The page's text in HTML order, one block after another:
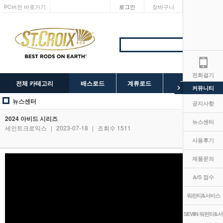
PC버전 바로가기 장바구니
로그인
전체 카테고리 배스로드 계류로드
SEVIIN 릴
뉴스센터
2024 아비드 시리즈
세인트크로익스 | 2023-07-18 | 조회수 1511
전화걸기
커뮤니티
공지사항
뉴스센터
사용후기
제품문의
A/S 접수
워런티&서비스
SEVIIN 워런티&서